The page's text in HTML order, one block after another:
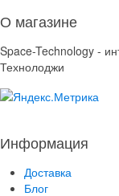
О магазине
Space-Technology -
Технолоджи
Информация
Доставка
Блог